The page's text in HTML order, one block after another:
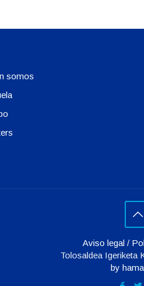
somos
Aviso legal/
Tolosaldea Igeriketa
by